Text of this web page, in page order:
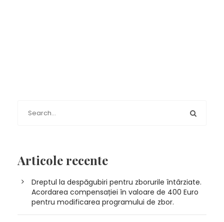
Articole recente
Dreptul la despăgubiri pentru zborurile întârziate.
Acordarea compensației în valoare de 400 Euro
pentru modificarea programului de zbor.